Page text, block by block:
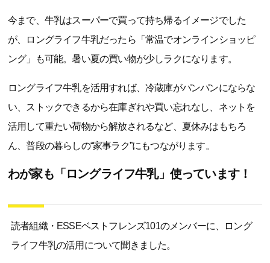
今まで、牛乳はスーパーで買って持ち帰るイメージでした
が、ロングライフ牛乳だったら「常温でオンラインショッピ
ング」も可能。暑い夏の買い物が少しラクになります。
ロングライフ牛乳を活用すれば、冷蔵庫がパンパンにならな
い、ストックできるから在庫ぎれや買い忘れなし、ネットを
活用して重たい荷物から解放されるなど、夏休みはもちろ
ん、普段の暮らしの“家事ラク”にもつながります。
わが家も「ロングライフ牛乳」使っています！
読者組織・ESSEベストフレンズ101のメンバーに、ロング
ライフ牛乳の活用について聞きました。